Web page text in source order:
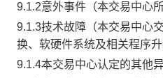
9.1.2意外事件（本交易中心
9.1.3技术故障（本交易中心
换、软硬件系统及相关程序
9.1.4本交易中心认定的其他异